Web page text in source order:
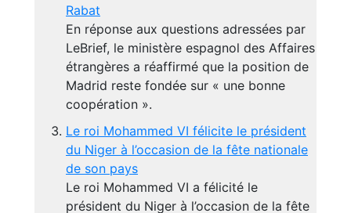
Rabat
En réponse aux questions adressées par
LeBrief, le ministère espagnol des Affaires
étrangères a réaffirmé que la position de
Madrid reste fondée sur « une bonne
coopération ».
Le roi Mohammed VI félicite le président
du Niger à l’occasion de la fête nationale
de son pays
Le roi Mohammed VI a félicité le
président du Niger à l’occasion de la fête